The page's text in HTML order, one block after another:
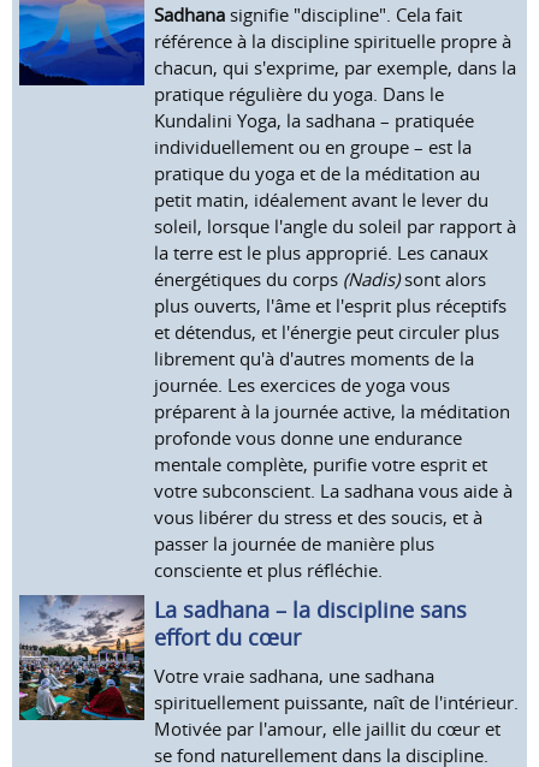
Sadhana signifie "discipline". Cela fait
référence à la discipline spirituelle propre à
chacun, qui s'exprime, par exemple, dans la
pratique régulière du yoga. Dans le
Kundalini Yoga, la sadhana – pratiquée
individuellement ou en groupe – est la
pratique du yoga et de la méditation au
petit matin, idéalement avant le lever du
soleil, lorsque l'angle du soleil par rapport à
la terre est le plus approprié. Les canaux
énergétiques du corps (Nadis)sont alors
plus ouverts, l'âme et l'esprit plus réceptifs
et détendus, et l'énergie peut circuler plus
librement qu'à d'autres moments de la
journée. Les exercices de yoga vous
préparent à la journée active, la méditation
profonde vous donne une endurance
mentale complète, purifie votre esprit et
votre subconscient. La sadhana vous aide à
vous libérer du stress et des soucis, et à
passer la journée de manière plus
consciente et plus réfléchie.
La sadhana – la discipline sans
effort du cœur
Votre vraie sadhana, une sadhana
spirituellement puissante, naît de l'intérieur.
Motivée par l'amour, elle jaillit du cœur et
se fond naturellement dans la discipline.